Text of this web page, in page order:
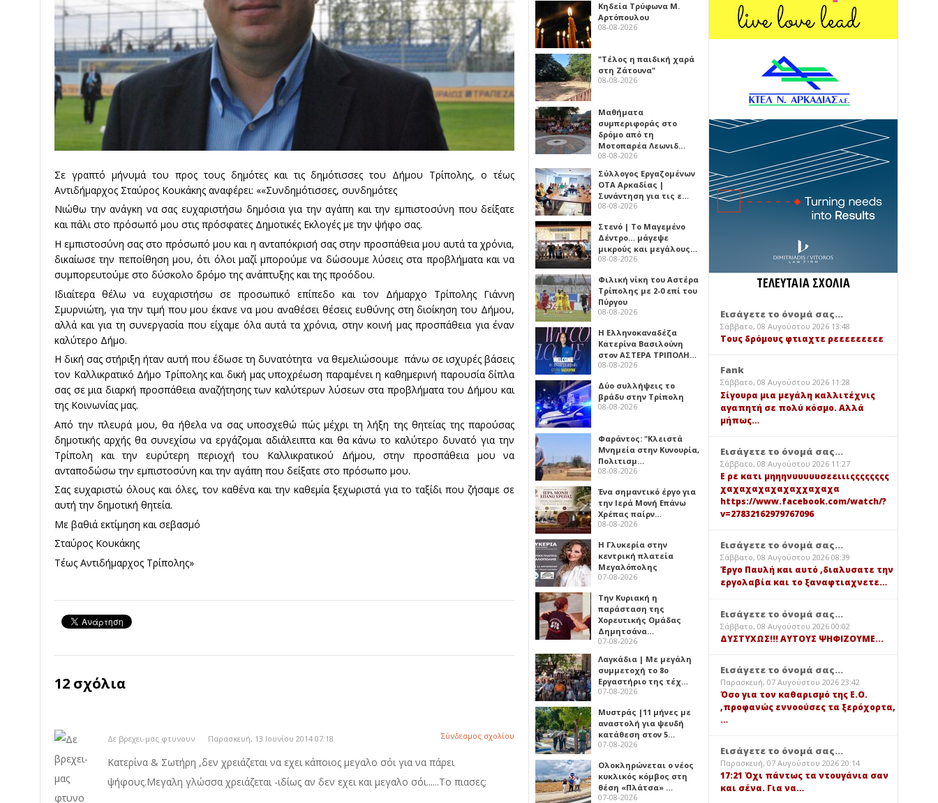
Σε γραπτό μήνυμά του προς τους δημότες και τις δημότισσες του Δήμου Τρίπολης, ο τέως
Αντιδήμαρχος Σταύρος Κουκάκης αναφέρει: ««Συνδημότισσες, συνδημότες
Νιώθω την ανάγκη να σας ευχαριστήσω δημόσια για την αγάπη και την εμπιστοσύνη που δείξατε
και πάλι στο πρόσωπό μου στις πρόσφατες Δημοτικές Εκλογές με την ψήφο σας.
Η εμπιστοσύνη σας στο πρόσωπό μου και η ανταπόκρισή σας στην προσπάθεια μου αυτά τα χρόνια,
δικαίωσε την πεποίθηση μου, ότι όλοι μαζί μπορούμε να δώσουμε λύσεις στα προβλήματα και να
συμπορευτούμε στο δύσκολο δρόμο της ανάπτυξης και της προόδου.
Ιδιαίτερα θέλω να ευχαριστήσω σε προσωπικό επίπεδο και τον Δήμαρχο Τρίπολης Γιάννη
Σμυρνιώτη, για την τιμή που μου έκανε να μου αναθέσει θέσεις ευθύνης στη διοίκηση του Δήμου,
αλλά και για τη συνεργασία που είχαμε όλα αυτά τα χρόνια, στην κοινή μας προσπάθεια για έναν
καλύτερο Δήμο.
Η δική σας στήριξη ήταν αυτή που έδωσε τη δυνατότητα να θεμελιώσουμε πάνω σε ισχυρές βάσεις
τον Καλλικρατικό Δήμο Τρίπολης και δική μας υποχρέωση παραμένει η καθημερινή παρουσία δίπλα
σας σε μια διαρκή προσπάθεια αναζήτησης των καλύτερων λύσεων στα προβλήματα του Δήμου και
της Κοινωνίας μας.
Από την πλευρά μου, θα ήθελα να σας υποσχεθώ πώς μέχρι τη λήξη της θητείας της παρούσας
δημοτικής αρχής θα συνεχίσω να εργάζομαι αδιάλειπτα και θα κάνω το καλύτερο δυνατό για την
Τρίπολη και την ευρύτερη περιοχή του Καλλικρατικού Δήμου, στην προσπάθεια μου να
ανταποδώσω την εμπιστοσύνη και την αγάπη που δείξατε στο πρόσωπο μου.
Σας ευχαριστώ όλους και όλες, τον καθένα και την καθεμία ξεχωριστά για το ταξίδι που ζήσαμε σε
αυτή την δημοτική θητεία.
Με βαθιά εκτίμηση και σεβασμό
Σταύρος Κουκάκης
Τέως Αντιδήμαρχος Τρίπολης»
12 σχόλια
Δε βρεχει-μας φτυνουν Παρασκευή, 13 Ιουνίου 2014 07:18 Σύνδεσμος σχολίου
Κατερίνα & Σωτήρη ,δεν χρειάζεται να εχει κάποιος μεγαλο σόι για να πάρει
ψήφους.Μεγαλη γλώσσα χρειάζεται -ιδίως αν δεν εχει και μεγαλο σόι......Το πιασες;
Κηδεία Τρύφωνα Μ.
Αρτόπουλου
08-08-2026
"Τέλος η παιδική χαρά
στη Ζάτουνα"
08-08-2026
Μαθήματα
συμπεριφοράς στο
δρόμο από τη
Μοτοπαρέα Λεωνιδ…
08-08-2026
Σύλλογος Εργαζομένων
ΟΤΑ Αρκαδίας |
Συνάντηση για τις ε…
08-08-2026
Στενό | Το Μαγεμένο
Δέντρο… μάγεψε
μικρούς και μεγάλους…
08-08-2026
Φιλική νίκη του Αστέρα
Τρίπολης με 2-0 επί του
Πύργου
08-08-2026
Η Ελληνοκαναδέζα
Κατερίνα Βασιλούνη
στον ΑΣΤΕΡΑ ΤΡΙΠΟΛΗ…
08-08-2026
Δύο συλλήψεις το
βράδυ στην Τρίπολη
08-08-2026
Φαράντος: "Κλειστά
Μνημεία στην Κυνουρία,
Πολιτισμ…
08-08-2026
Ένα σημαντικό έργο για
την Ιερά Μονή Επάνω
Χρέπας παίρν…
08-08-2026
Η Γλυκερία στην
κεντρική πλατεία
Μεγαλόπολης
07-08-2026
Την Κυριακή η
παράσταση της
Χορευτικής Ομάδας
Δημητσάνα…
07-08-2026
Λαγκάδια | Με μεγάλη
συμμετοχή το 8ο
Εργαστήριο της τέχ…
07-08-2026
Μυστράς |11 μήνες με
αναστολή για ψευδή
κατάθεση στον 5…
07-08-2026
Ολοκληρώνεται ο νέος
κυκλικός κόμβος στη
θέση «Πλάτσα» …
07-08-2026
ΤΕΛΕΥΤΑΙΑ ΣΧΟΛΙΑ
Εισάγετε το όνομά σας...
Σάββατο, 08 Αυγούστου 2026 13:48
Τους δρόμους φτιαχτε ρεεεεεεεεε
Fank
Σάββατο, 08 Αυγούστου 2026 11:28
Σίγουρα μια μεγάλη καλλιτέχνις
αγαπητή σε πολύ κόσμο. Αλλά
μήπως…
Εισάγετε το όνομά σας...
Σάββατο, 08 Αυγούστου 2026 11:27
Ε ρε κατι μηηηνυυυυυσεειιιςςςςςςςς
χαχαχαχαχαχαχχαχαχα
https://www.facebook.com/watch/?
v=27832162979767096
Εισάγετε το όνομά σας...
Σάββατο, 08 Αυγούστου 2026 08:39
Έργο Παυλή και αυτό ,διαλυσατε την
εργολαβία και το ξαναφτιαχνετε…
Εισάγετε το όνομά σας...
Σάββατο, 08 Αυγούστου 2026 00:02
ΔΥΣΤΥΧΩΣ!!! ΑΥΤΟΥΣ ΨΗΦΙΖΟΥΜΕ...
Εισάγετε το όνομά σας...
Παρασκευή, 07 Αυγούστου 2026 23:42
Όσο για τον καθαρισμό της Ε.Ο.
,προφανώς εννοούσες τα ξερόχορτα,
…
Εισάγετε το όνομά σας...
Παρασκευή, 07 Αυγούστου 2026 20:14
17:21 Όχι πάντως τα ντουγάνια σαν
και σένα. Για να…